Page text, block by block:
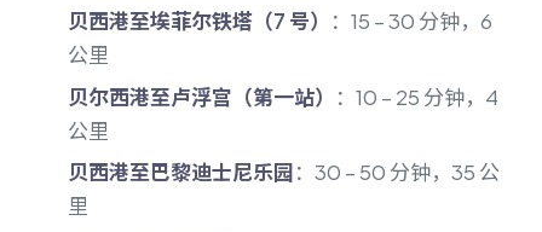
贝西港至埃菲尔铁塔（7 号）
：15 – 30 分钟，6
公里
贝尔西港至卢浮宫（第一站）
：10 – 25 分钟，4
公里
贝西港至巴黎迪士尼乐园：30 – 50 分钟，35 公
里